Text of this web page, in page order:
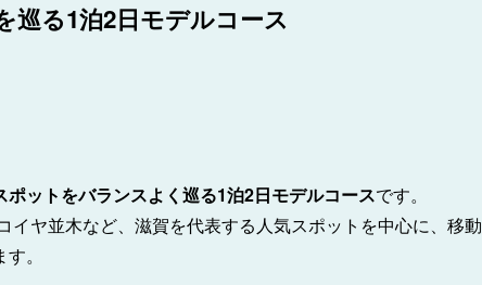
巡る1泊2日モデルコース
ポットをバランスよく巡る1泊2日モデルコースです。
ヤ並木など、滋賀を代表する人気スポットを中心に、移動
。